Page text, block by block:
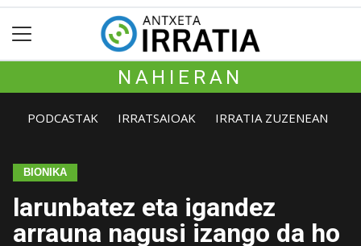
NAHIERAN
PODCASTAK IRRATSAIOAK IRRATIA ZUZENEAN
BIONIKA
larunbatez eta igandez
arrauna nagusi izango da ho